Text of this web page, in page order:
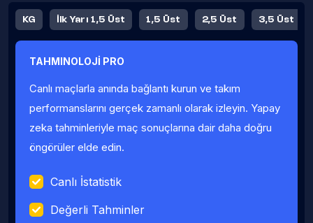
KG İlk Yarı 1,5 Üst 1,5 Üst 2,5 Üst 3,5 Üst
Fauller Ortalama
TAHMINOLOJİ PRO
Canlı maçlarla anında bağlantı kurun ve takım
performanslarını gerçek zamanlı olarak izleyin. Yapay
zeka tahminleriyle maç sonuçlarına dair daha doğru
öngörüler elde edin.
Canlı İstatistik
Değerli Tahminler